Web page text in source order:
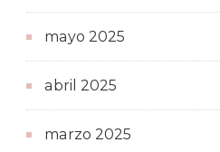
mayo 2025
abril 2025
marzo 2025